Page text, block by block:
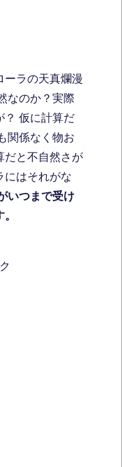
ーラの天真爛漫
なのか？実際
？ 仮に計算だ
関係なく物お
だと不自然さが
にはそれがな
いつまで受け